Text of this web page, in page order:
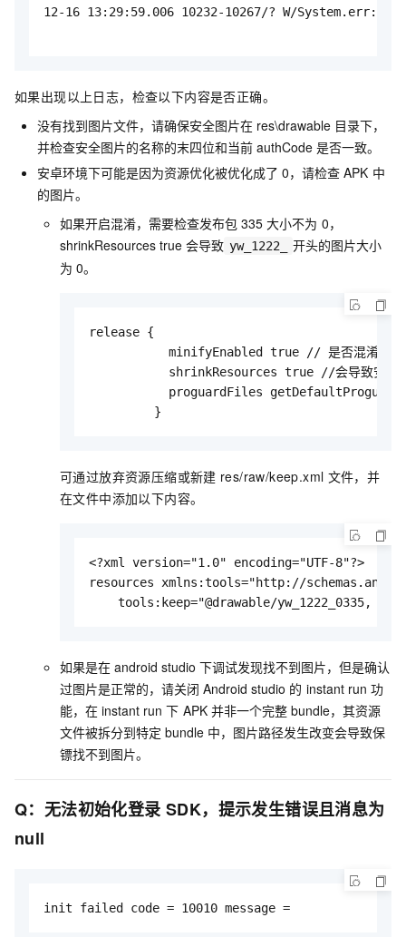
12-16 13:29:59.006 10232-10267/? W/System.err:
如果出现以上日志，检查以下内容是否正确。
没有找到图片文件，请确保安全图片在 res\drawable 目录下，
并检查安全图片的名称的末四位和当前 authCode 是否一致。
安卓环境下可能是因为资源优化被优化成了 0，请检查 APK 中
的图片。
如果开启混淆，需要检查发布包 335 大小不为 0，
shrinkResources true 会导致 yw_1222_
开头的图片大小
为 0。
release {
           minifyEnabled true // 是否混淆
shrinkResources true //会导致安全
proguardFiles
         }
可通过放弃资源压缩或新建 res/raw/keep.xml 文件，并
在文件中添加以下内容。
<?xml version="1.0" encoding="UTF-8"?>
resources xmlns:tools="http://
tools:keep="@drawable/yw_1222_0335,
如果是在 android studio 下调试发现找不到图片，但是确认
过图片是正常的，请关闭 Android studio 的 instant run 功
能，在 instant run 下 APK 并非一个完整 bundle，其资源
文件被拆分到特定 bundle 中，图片路径发生改变会导致保
镖找不到图片。
Q：无法初始化登录 SDK，提示发生错误且消息为
null
init failed code = 10010 message =